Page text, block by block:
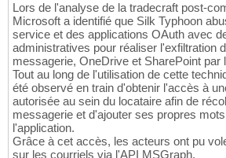
Lors de l'analyse de la tradecraft post-
Microsoft a identifié que Silk Typhoon
service et des applications OAuth avec
administratives pour réaliser l'exfiltration
messagerie, OneDrive et SharePoint par
Tout au long de l'utilisation de cette
été observé en train d'obtenir l'accès à
autorisée au sein du locataire afin de
messagerie et d'ajouter ses propres
l'application.
Grâce à cet accès, les acteurs ont pu
sur les courriels via l'API MSGraph.